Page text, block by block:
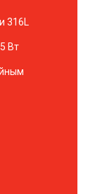
316L
Вт